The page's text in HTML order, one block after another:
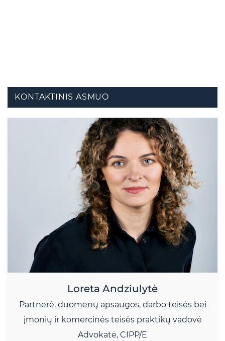
KONTAKTINIS ASMUO
Loreta Andziulytė
Partnerė, duomenų apsaugos, darbo teisės bei
įmonių ir komercinės teisės praktikų vadovė
Advokatė, CIPP/E